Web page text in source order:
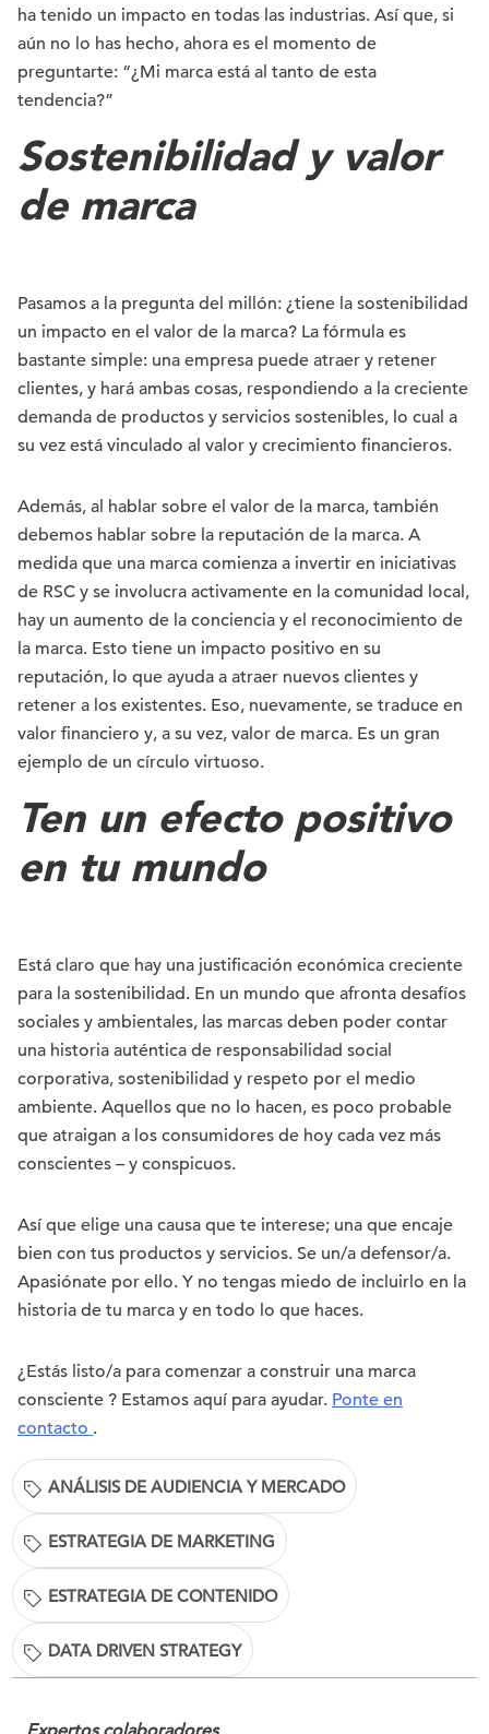
ha tenido un impacto en todas las industrias. Así que, si
aún no lo has hecho, ahora es el momento de
preguntarte: “¿Mi marca está al tanto de esta
tendencia?”
Sostenibilidad y valor
de marca
Pasamos a la pregunta del millón: ¿tiene la sostenibilidad
un impacto en el valor de la marca? La fórmula es
bastante simple: una empresa puede atraer y retener
clientes, y hará ambas cosas, respondiendo a la creciente
demanda de productos y servicios sostenibles, lo cual a
su vez está vinculado al valor y crecimiento financieros.
Además, al hablar sobre el valor de la marca, también
debemos hablar sobre la reputación de la marca. A
medida que una marca comienza a invertir en iniciativas
de RSC y se involucra activamente en la comunidad local,
hay un aumento de la conciencia y el reconocimiento de
la marca. Esto tiene un impacto positivo en su
reputación, lo que ayuda a atraer nuevos clientes y
retener a los existentes. Eso, nuevamente, se traduce en
valor financiero y, a su vez, valor de marca. Es un gran
ejemplo de un círculo virtuoso.
Ten un efecto positivo
en tu mundo
Está claro que hay una justificación económica creciente
para la sostenibilidad. En un mundo que afronta desafíos
sociales y ambientales, las marcas deben poder contar
una historia auténtica de responsabilidad social
corporativa, sostenibilidad y respeto por el medio
ambiente. Aquellos que no lo hacen, es poco probable
que atraigan a los consumidores de hoy cada vez más
conscientes – y conspicuos.
Así que elige una causa que te interese; una que encaje
bien con tus productos y servicios. Se un/a defensor/a.
Apasiónate por ello. Y no tengas miedo de incluirlo en la
historia de tu marca y en todo lo que haces.
¿Estás listo/a para comenzar a construir una marca
consciente ? Estamos aquí para ayudar. Ponte en
contacto .
ANÁLISIS DE AUDIENCIA Y MERCADO
ESTRATEGIA DE MARKETING
ESTRATEGIA DE CONTENIDO
DATA DRIVEN STRATEGY